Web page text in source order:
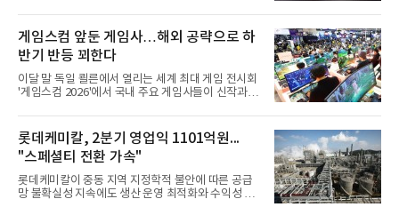
이뤄졌다. 이후 2012년 한국형 구축함(KDX-1) 이상
의 함정에 실전 배치됐다.그해 7월 해군은 동해상에서
성능 검증을 위해 홍상어 시험발사를 실시했다. 이때
홍상어가 목표 지점에서 입수한 후 표적을 타격하지
못하고 물속에서 멈춰버리는 예상 밖의 일이 벌어졌
다. 2차 품질확인 사격 시험에서도 만족스러운 결과를
얻지 못했다. 완벽한 신뢰성 확보를 위해 LIG넥스원은
분야를
게임스컴 앞둔 게임사…해외 공략으로 하
반기 반등 꾀한다
이달 말 독일 쾰른에서 열리는 세계 최대 게임 전시회
'게임스컴 2026'에서 국내 주요 게임사들이 신작과 글
체별로 엇갈린 가운데 하반기 신작 흥행과 해외 시장
성과가 실적을 좌우할 핵심 변수로 떠오르고 있다.8일
업계에 따르면 올해 상반기 게임업계는 기업별 성적
표가 크게 갈렸다. 대표적으로 크래프톤은 'PUBG: 배
틀그라운드'의 안정적인 성장에 힘입어 상반기 연결
기준 매출 2조6616억원, 영업이익 9725억원으로 역
대 최대 실적을 기록했다. 엔씨도 올해 출시한 '아이온
롯데케미칼, 2분기 영업익 1101억원...
"스페셜티 전환 가속"
롯데케미칼이 중동 지역 지정학적 불안에 따른 공급
망 불확실성 지속에도 생산 운영 최적화와 수익성 중